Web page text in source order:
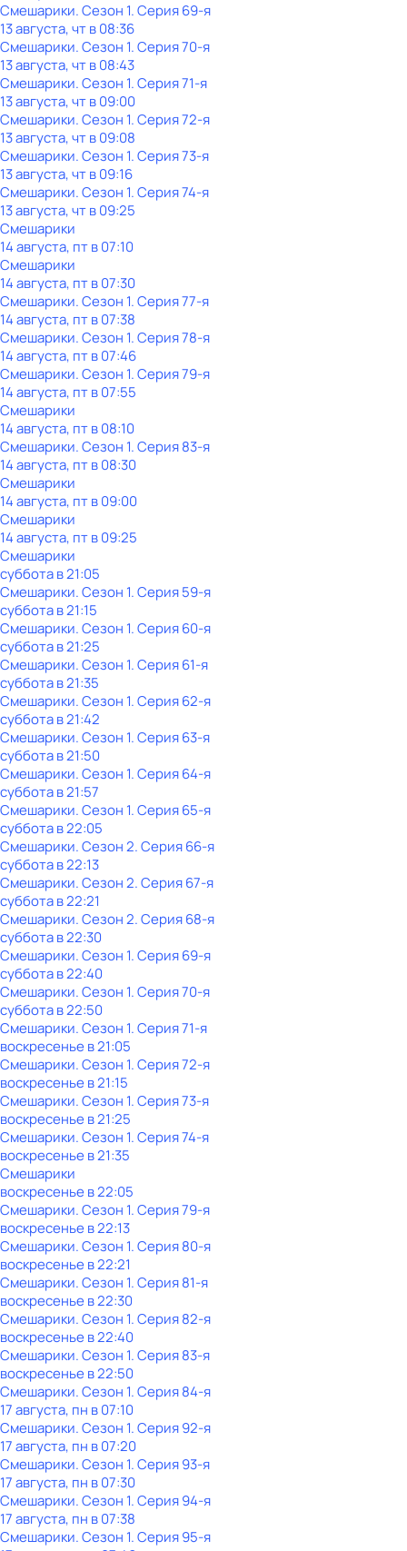
Смешарики. Сезон 1. Серия 69-я
13 августа, чт в 08:36
Смешарики. Сезон 1. Серия 70-я
13 августа, чт в 08:43
Смешарики. Сезон 1. Серия 71-я
13 августа, чт в 09:00
Смешарики. Сезон 1. Серия 72-я
13 августа, чт в 09:08
Смешарики. Сезон 1. Серия 73-я
13 августа, чт в 09:16
Смешарики. Сезон 1. Серия 74-я
13 августа, чт в 09:25
Смешарики
14 августа, пт в 07:10
Смешарики
14 августа, пт в 07:30
Смешарики. Сезон 1. Серия 77-я
14 августа, пт в 07:38
Смешарики. Сезон 1. Серия 78-я
14 августа, пт в 07:46
Смешарики. Сезон 1. Серия 79-я
14 августа, пт в 07:55
Смешарики
14 августа, пт в 08:10
Смешарики. Сезон 1. Серия 83-я
14 августа, пт в 08:30
Смешарики
14 августа, пт в 09:00
Смешарики
14 августа, пт в 09:25
Смешарики
субботав21:05
Смешарики. Сезон 1. Серия 59-я
субботав21:15
Смешарики. Сезон 1. Серия 60-я
субботав21:25
Смешарики. Сезон 1. Серия 61-я
субботав21:35
Смешарики. Сезон 1. Серия 62-я
субботав21:42
Смешарики. Сезон 1. Серия 63-я
субботав21:50
Смешарики. Сезон 1. Серия 64-я
субботав21:57
Смешарики. Сезон 1. Серия 65-я
субботав22:05
Смешарики. Сезон 2. Серия 66-я
субботав22:13
Смешарики. Сезон 2. Серия 67-я
субботав22:21
Смешарики. Сезон 2. Серия 68-я
субботав22:30
Смешарики. Сезон 1. Серия 69-я
субботав22:40
Смешарики. Сезон 1. Серия 70-я
субботав22:50
Смешарики. Сезон 1. Серия 71-я
воскресенье в21:05
Смешарики. Сезон 1. Серия 72-я
воскресенье в21:15
Смешарики. Сезон 1. Серия 73-я
воскресенье в21:25
Смешарики. Сезон 1. Серия 74-я
воскресенье в21:35
Смешарики
воскресенье в22:05
Смешарики. Сезон 1. Серия 79-я
воскресенье в22:13
Смешарики. Сезон 1. Серия 80-я
воскресенье в22:21
Смешарики. Сезон 1. Серия 81-я
воскресенье в22:30
Смешарики. Сезон 1. Серия 82-я
воскресенье в22:40
Смешарики. Сезон 1. Серия 83-я
воскресенье в22:50
Смешарики. Сезон 1. Серия 84-я
17 августа, пн в 07:10
Смешарики. Сезон 1. Серия 92-я
17 августа, пн в 07:20
Смешарики. Сезон 1. Серия 93-я
17 августа, пн в 07:30
Смешарики. Сезон 1. Серия 94-я
17 августа, пн в 07:38
Смешарики. Сезон 1. Серия 95-я